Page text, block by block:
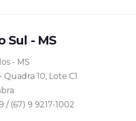
Sul - MS
- MS
Quadra 10, Lote C1
/ (67) 9 9217-1002